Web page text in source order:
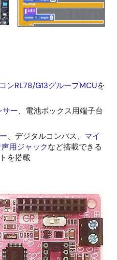
ンRL78/G13グループMCUを
サー、電池ボックス用端子台
、デジタルコンパス、 マイ
用ジャックなど搭載できる
を搭載